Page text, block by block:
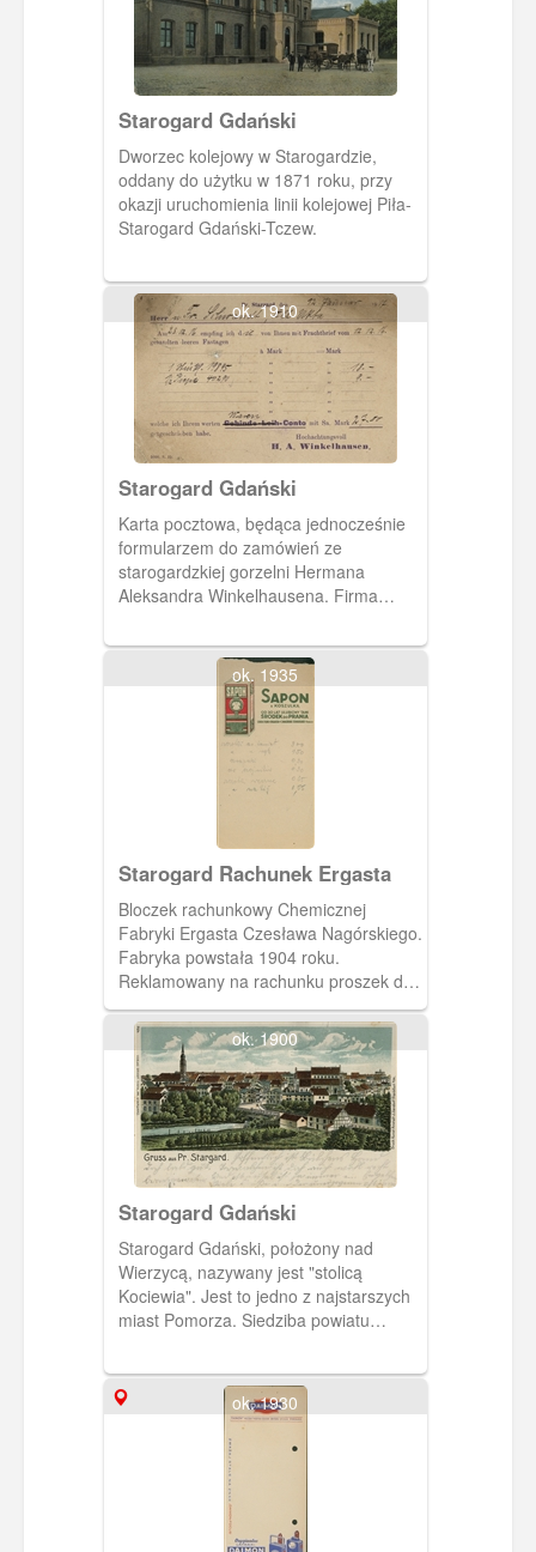
Starogard Gdański
Dworzec kolejowy w Starogardzie,
oddany do użytku w 1871 roku, przy
okazji uruchomienia linii kolejowej Piła-
Starogard Gdański-Tczew.
ok. 1910
Starogard Gdański
Karta pocztowa, będąca jednocześnie
formularzem do zamówień ze
starogardzkiej gorzelni Hermana
Aleksandra Winkelhausena. Firma
gatunkowych, winiaków i koniaków.
ok. 1935
Starogard Rachunek Ergasta
Bloczek rachunkowy Chemicznej
Fabryki Ergasta Czesława Nagórskiego.
Fabryka powstała 1904 roku.
Reklamowany na rachunku proszek do
prania Sapon eksportowany był do
wielu krajów na całym świecie.
ok. 1900
Starogard Gdański
Starogard Gdański, położony nad
Wierzycą, nazywany jest "stolicą
Kociewia". Jest to jedno z najstarszych
miast Pomorza. Siedziba powiatu
i XX wieku.
ok. 1930